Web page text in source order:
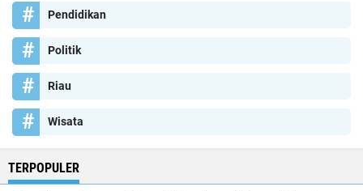
Pendidikan
Politik
Riau
Wisata
TERPOPULER